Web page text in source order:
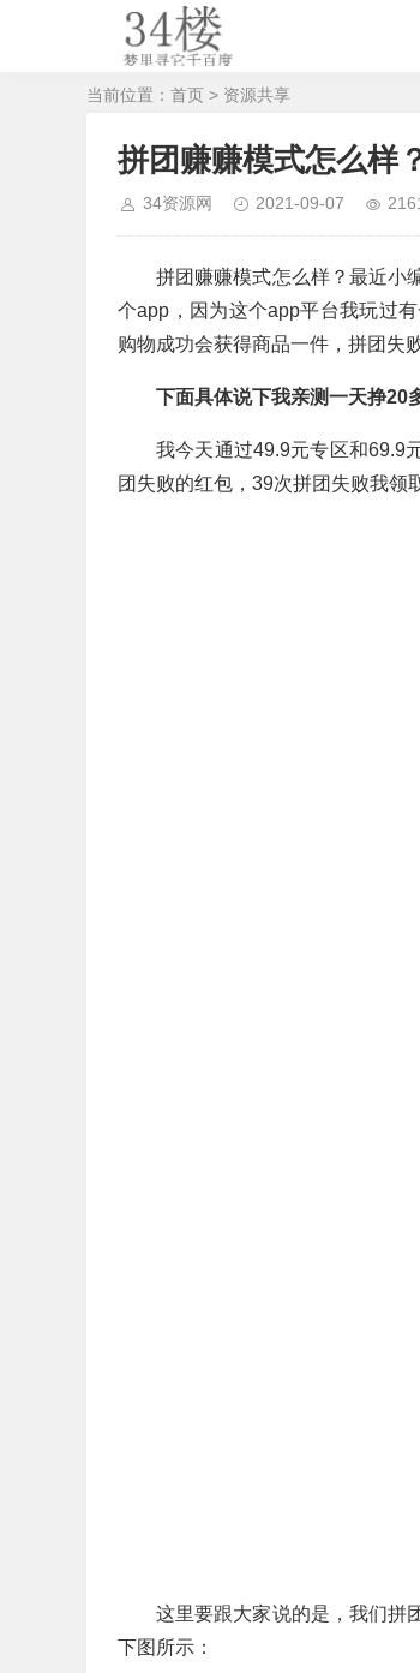
当前位置： 首页 > 资源共享
拼团赚赚模式怎么样
34资源网 2021-09-07
拼团赚赚模式怎么样？最近小
个app，因为这个app平台我玩过
购物成功会获得商品一件，拼团失
下面具体说下我亲测一天挣20
我今天通过49.9元专区和69.9
团失败的红包，39次拼团失败我领
这里要跟大家说的是，我们拼
下图所示：